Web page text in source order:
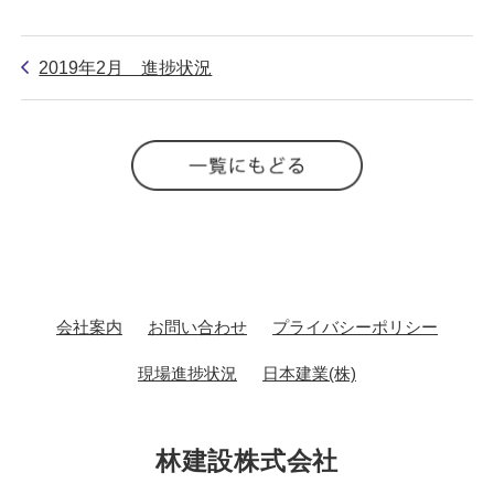
2019年2月 進捗状況
会社案内 お問い合わせ プライバシーポリシー
現場進捗状況 日本建業(株)
林建設株式会社